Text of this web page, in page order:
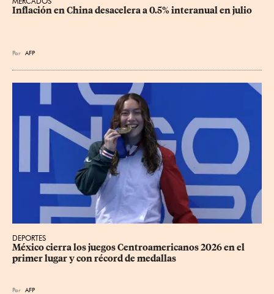
Inflación en China desacelera a 0.5% interanual en julio
Por AFP
DEPORTES
México cierra los juegos Centroamericanos 2026 en el
primer lugar y con récord de medallas
Por AFP